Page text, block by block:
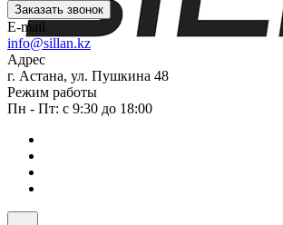
Заказать звонок
E-mail
info@sillan.kz
Адрес
г. Астана, ул. Пушкина 48
Режим работы
Пн - Пт: с 9:30 до 18:00